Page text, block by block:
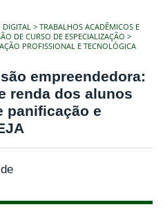
DIGITAL
TRABALHOS ACADÊMICOS E
DE CURSO DE ESPECIALIZAÇÃO
PROFISSIONAL E TECNOLÓGICA
empreendedora:
renda dos alunos
panificação e